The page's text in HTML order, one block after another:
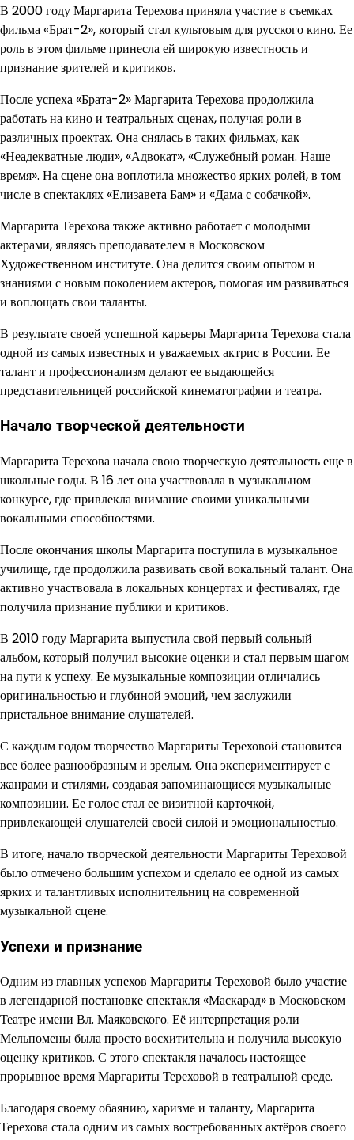
В 2000 году Маргарита Терехова приняла участие в съемках
фильма «Брат-2», который стал культовым для русского кино. Ее
роль в этом фильме принесла ей широкую известность и
признание зрителей и критиков.
После успеха «Брата-2» Маргарита Терехова продолжила
работать на кино и театральных сценах, получая роли в
различных проектах. Она снялась в таких фильмах, как
«Неадекватные люди», «Адвокат», «Служебный роман. Наше
время». На сцене она воплотила множество ярких ролей, в том
числе в спектаклях «Елизавета Бам» и «Дама с собачкой».
Маргарита Терехова также активно работает с молодыми
актерами, являясь преподавателем в Московском
Художественном институте. Она делится своим опытом и
знаниями с новым поколением актеров, помогая им развиваться
и воплощать свои таланты.
В результате своей успешной карьеры Маргарита Терехова стала
одной из самых известных и уважаемых актрис в России. Ее
талант и профессионализм делают ее выдающейся
представительницей российской кинематографии и театра.
Начало творческой деятельности
Маргарита Терехова начала свою творческую деятельность еще в
школьные годы. В 16 лет она участвовала в музыкальном
конкурсе, где привлекла внимание своими уникальными
вокальными способностями.
После окончания школы Маргарита поступила в музыкальное
училище, где продолжила развивать свой вокальный талант. Она
активно участвовала в локальных концертах и фестивалях, где
получила признание публики и критиков.
В 2010 году Маргарита выпустила свой первый сольный
альбом, который получил высокие оценки и стал первым шагом
на пути к успеху. Ее музыкальные композиции отличались
оригинальностью и глубиной эмоций, чем заслужили
пристальное внимание слушателей.
С каждым годом творчество Маргариты Тереховой становится
все более разнообразным и зрелым. Она экспериментирует с
жанрами и стилями, создавая запоминающиеся музыкальные
композиции. Ее голос стал ее визитной карточкой,
привлекающей слушателей своей силой и эмоциональностью.
В итоге, начало творческой деятельности Маргариты Тереховой
было отмечено большим успехом и сделало ее одной из самых
ярких и талантливых исполнительниц на современной
музыкальной сцене.
Успехи и признание
Одним из главных успехов Маргариты Тереховой было участие
в легендарной постановке спектакля «Маскарад» в Московском
Театре имени Вл. Маяковского. Её интерпретация роли
Мельпомены была просто восхитительна и получила высокую
оценку критиков. С этого спектакля началось настоящее
прорывное время Маргариты Тереховой в театральной среде.
Благодаря своему обаянию, харизме и таланту, Маргарита
Терехова стала одним из самых востребованных актёров своего